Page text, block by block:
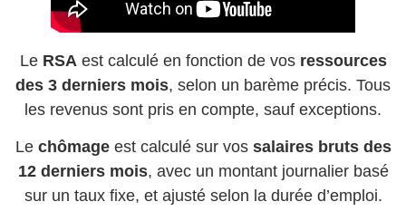
Le RSA est calculé en fonction de vos ressources
des 3 derniers mois, selon un barème précis. Tous
les revenus sont pris en compte, sauf exceptions.
Le chômageest calculé sur vos salaires bruts des
12 derniers mois, avec un montant journalier basé
sur un taux fixe, et ajusté selon la durée d’emploi.